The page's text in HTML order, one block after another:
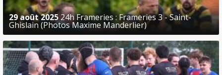
29 août 202524h Frameries : Frameries 3 - Saint-
Ghislain (Photos Maxime Manderlier)